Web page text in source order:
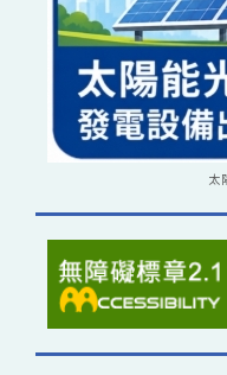
太